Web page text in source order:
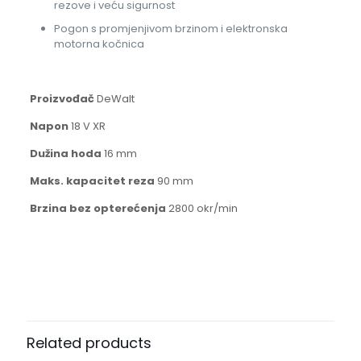
rezove i veću sigurnost
Pogon s promjenjivom brzinom i elektronska
motorna kočnica
ProizvođačDeWalt
Napon18 V XR
Dužina hoda 16 mm
Maks. kapacitet reza 90 mm
Brzina bez opterećenja 2800 okr/min
Related products